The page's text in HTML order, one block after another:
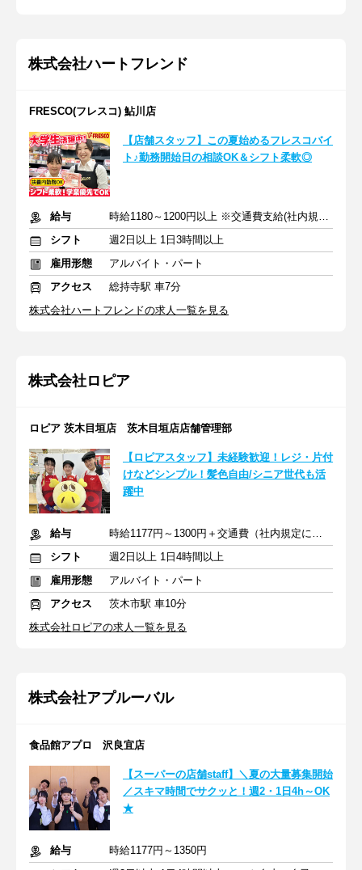
株式会社ハートフレンド
FRESCO(フレスコ) 鮎川店
【店舗スタッフ】この夏始めるフレスコバイ
ト♪勤務開始日の相談OK＆シフト柔軟◎
給与
時給1180～1200円以上 ※交通費支給(社内規定あり)
シフト
週2日以上 1日3時間以上
雇用形態
アルバイト・パート
アクセス
総持寺駅 車7分
株式会社ハートフレンドの求人一覧を見る
株式会社ロピア
ロピア 茨木目垣店 茨木目垣店店舗管理部
【ロピアスタッフ】未経験歓迎！レジ・片付
けなどシンプル！髪色自由/シニア世代も活
躍中
給与
時給1177円～1300円＋交通費（社内規定による）
シフト
週2日以上 1日4時間以上
雇用形態
アルバイト・パート
アクセス
茨木市駅 車10分
株式会社ロピアの求人一覧を見る
株式会社アプルーバル
食品館アプロ 沢良宜店
【スーパーの店舗staff】＼夏の大量募集開始
／スキマ時間でサクッと！週2・1日4h～OK
★
給与
時給1177円～1350円